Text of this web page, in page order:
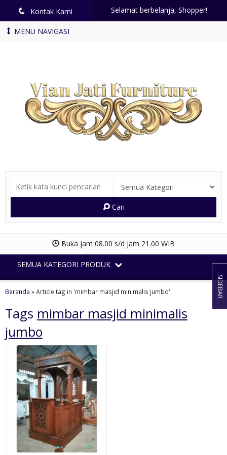
q Kontak Kami Selamat berbelanja, Shopper!
MENU NAVIGASI
Cari
Buka jam 08.00 s/d jam 21.00 WIB
SEMUA KATEGORI PRODUK
Beranda »Article tag in 'mimbar masjid minimalis jumbo'
Tags mimbar masjid minimalis
jumbo
SIDEBAR